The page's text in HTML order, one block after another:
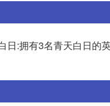
日:拥有3名青天白日的